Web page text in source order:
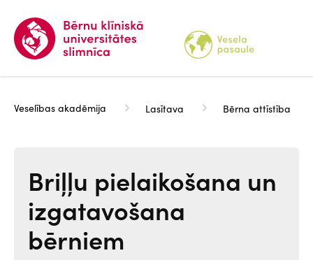
galveno
saturu
Veselības akadēmija Lasītava Bērna attīstība
Briļļu pielaikošana un
izgatavošana
bērniem